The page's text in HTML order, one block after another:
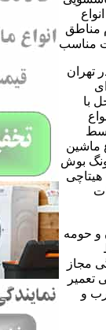
مناطق
مناسب
تهران
با
ماشین
بوش
هیتاچی
و حومه
مجاز
تعمیر
و